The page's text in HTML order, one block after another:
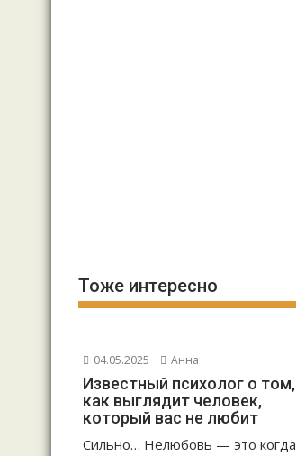
Тоже интересно
04.05.2025 Анна
Известный психолог о том,
как выглядит человек,
который вас не любит
Сильно… Нелюбовь — это когда